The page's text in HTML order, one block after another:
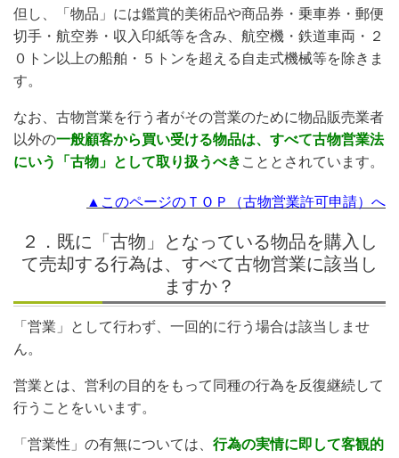
但し、「物品」には鑑賞的美術品や商品券・乗車券・郵便
切手・航空券・収入印紙等を含み、航空機・鉄道車両・２
０トン以上の船舶・５トンを超える自走式機械等を除きま
す。
なお、古物営業を行う者がその営業のために物品販売業者
以外の一般顧客から買い受ける物品は、すべて古物営業法
にいう「古物」として取り扱うべき こととされています。
▲このページのＴＯＰ（古物営業許可申請）へ
２．既に「古物」となっている物品を購入し
て売却する行為は、すべて古物営業に該当し
ますか？
「営業」として行わず、一回的に行う場合は該当しませ
ん。
営業とは、営利の目的をもって同種の行為を反復継続して
行うことをいいます。
「営業性」の有無については、 行為の実情に即して客観的